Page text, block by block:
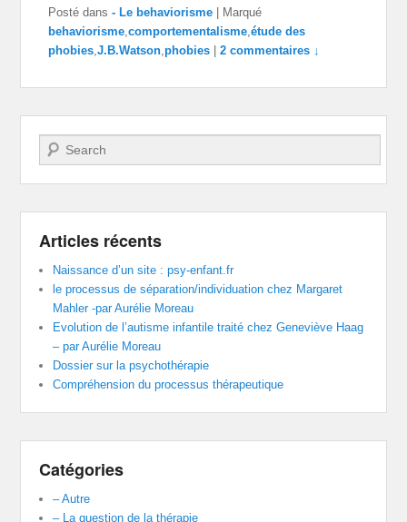
Posté dans - Le behaviorisme
Marqué
behaviorisme ,comportementalisme ,étude des
phobies ,J.B.Watson ,phobies |2 commentaires ↓
Recherche
Articles récents
Naissance d’un site : psy-enfant.fr
le processus de séparation/individuation chez Margaret
Mahler -par Aurélie Moreau
Evolution de l’autisme infantile traité chez Geneviève Haag
– par Aurélie Moreau
Dossier sur la psychothérapie
Compréhension du processus thérapeutique
Catégories
– Autre
– La question de la thérapie